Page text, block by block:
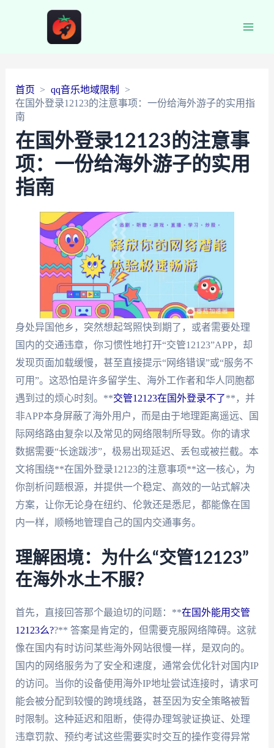
首页
qq音乐地域限制
在国外登录12123的注意事项：一份给海外游子的实用指
南
在国外登录12123的注意事
项：一份给海外游子的实用
指南
身处异国他乡，突然想起驾照快到期了，或者需要处理
国内的交通违章，你习惯性地打开“交管12123”APP，却
发现页面加载缓慢，甚至直接提示“网络错误”或“服务不
可用”。这恐怕是许多留学生、海外工作者和华人同胞都
遇到过的烦心时刻。**交管12123在国外登录不了**，并
非APP本身屏蔽了海外用户，而是由于地理距离遥远、国
际网络路由复杂以及常见的网络限制所导致。你的请求
数据需要“长途跋涉”，极易出现延迟、丢包或被拦截。本
文将围绕**在国外登录12123的注意事项**这一核心，为
你剖析问题根源，并提供一个稳定、高效的一站式解决
方案，让你无论身在纽约、伦敦还是悉尼，都能像在国
内一样，顺畅地管理自己的国内交通事务。
理解困境：为什么“交管12123”
在海外水土不服？
首先，直接回答那个最迫切的问题：**在国外能用交管
12123么??** 答案是肯定的，但需要克服网络障碍。这就
像在国内有时访问某些海外网站很慢一样，是双向的。
国内的网络服务为了安全和速度，通常会优化针对国内IP
的访问。当你的设备使用海外IP地址尝试连接时，请求可
能会被分配到较慢的跨境线路，甚至因为安全策略被暂
时限制。这种延迟和阻断，使得办理驾驶证换证、处理
违章罚款、预约考试这些需要实时交互的操作变得异常